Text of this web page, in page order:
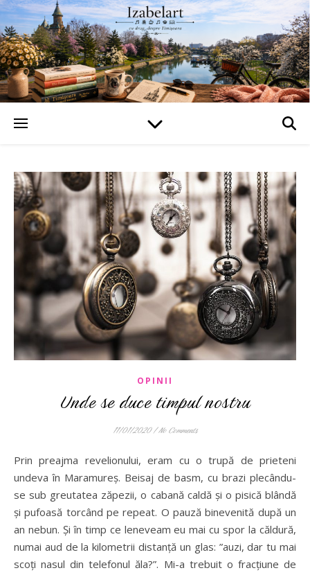
OPINII
Unde se duce timpul nostru
11/01/2020 /No Comments
Prin preajma revelionului, eram cu o trupă de prieteni
undeva în Maramureș. Beisaj de basm, cu brazi plecându-
se sub greutatea zăpezii, o cabană caldă și o pisică blândă
și pufoasă torcând pe repeat. O pauză binevenită după un
an nebun. Și în timp ce leneveam eu mai cu spor la căldură,
numai aud de la kilometrii distanță un glas: ”auzi, dar tu mai
scoți nasul din telefonul ăla?”. Mi-a trebuit o fracțiune de